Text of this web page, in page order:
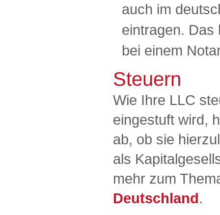
auch im
eintragen. Das
bei einem
Steuern
Wie Ihre LLC
eingestuft wird,
ab, ob sie
als
mehr zum
Deutschland.